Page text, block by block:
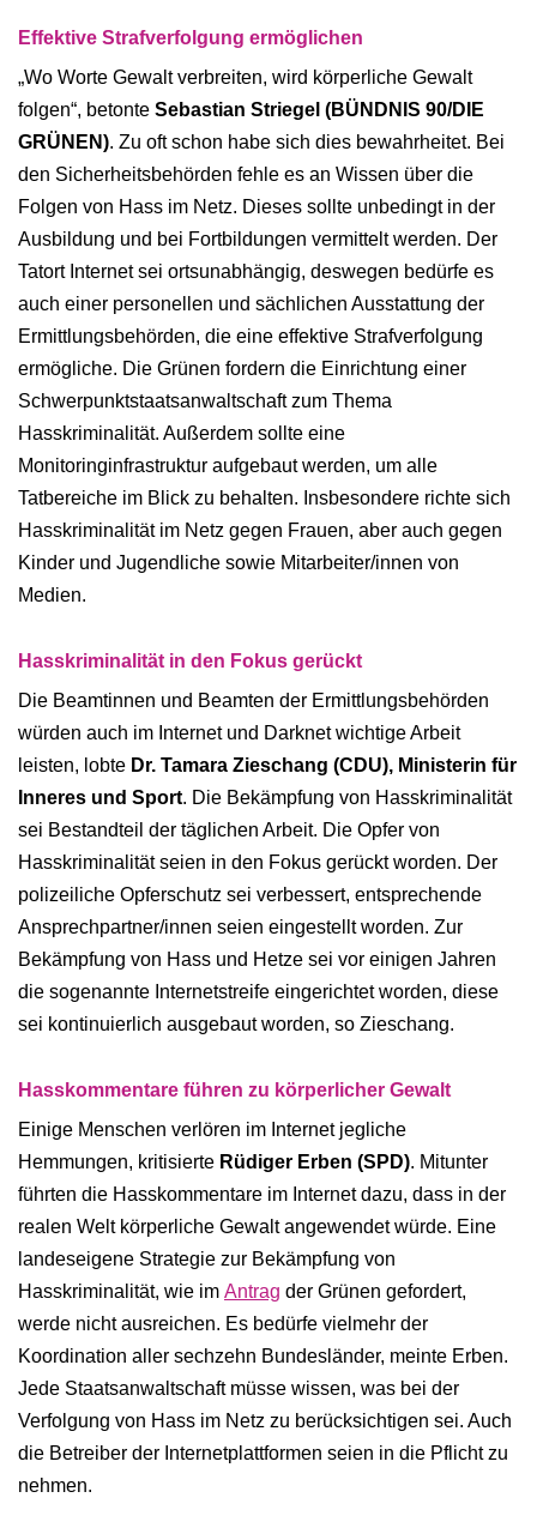
Effektive Strafverfolgung ermöglichen
„Wo Worte Gewalt verbreiten, wird körperliche Gewalt
folgen“, betonte Sebastian Striegel (BÜNDNIS 90/DIE
GRÜNEN). Zu oft schon habe sich dies bewahrheitet. Bei
den Sicherheitsbehörden fehle es an Wissen über die
Folgen von Hass im Netz. Dieses sollte unbedingt in der
Ausbildung und bei Fortbildungen vermittelt werden. Der
Tatort Internet sei ortsunabhängig, deswegen bedürfe es
auch einer personellen und sächlichen Ausstattung der
Ermittlungsbehörden, die eine effektive Strafverfolgung
ermögliche. Die Grünen fordern die Einrichtung einer
Schwerpunktstaatsanwaltschaft zum Thema
Hasskriminalität. Außerdem sollte eine
Monitoringinfrastruktur aufgebaut werden, um alle
Tatbereiche im Blick zu behalten. Insbesondere richte sich
Hasskriminalität im Netz gegen Frauen, aber auch gegen
Kinder und Jugendliche sowie Mitarbeiter/innen von
Medien.
Hasskriminalität in den Fokus gerückt
Die Beamtinnen und Beamten der Ermittlungsbehörden
würden auch im Internet und Darknet wichtige Arbeit
leisten, lobte Dr. Tamara Zieschang (CDU), Ministerin für
Inneres und Sport. Die Bekämpfung von Hasskriminalität
sei Bestandteil der täglichen Arbeit. Die Opfer von
Hasskriminalität seien in den Fokus gerückt worden. Der
polizeiliche Opferschutz sei verbessert, entsprechende
Ansprechpartner/innen seien eingestellt worden. Zur
Bekämpfung von Hass und Hetze sei vor einigen Jahren
die sogenannte Internetstreife eingerichtet worden, diese
sei kontinuierlich ausgebaut worden, so Zieschang.
Hasskommentare führen zu körperlicher Gewalt
Einige Menschen verlören im Internet jegliche
Hemmungen, kritisierte Rüdiger Erben (SPD). Mitunter
führten die Hasskommentare im Internet dazu, dass in der
realen Welt körperliche Gewalt angewendet würde. Eine
landeseigene Strategie zur Bekämpfung von
Hasskriminalität, wie im Antrag der Grünen gefordert,
werde nicht ausreichen. Es bedürfe vielmehr der
Koordination aller sechzehn Bundesländer, meinte Erben.
Jede Staatsanwaltschaft müsse wissen, was bei der
Verfolgung von Hass im Netz zu berücksichtigen sei. Auch
die Betreiber der Internetplattformen seien in die Pflicht zu
nehmen.